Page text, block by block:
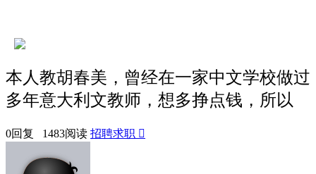
本人教胡春美，曾经在一家中文学校做过
多年意大利文教师，想多挣点钱，所以
0回复 1483阅读 招聘求职 